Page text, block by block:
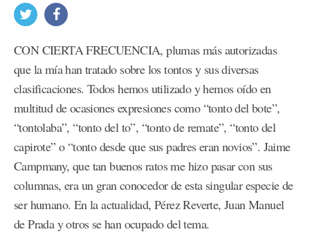
CON CIERTA FRECUENCIA, plumas más autorizadas
que la mía han tratado sobre los tontos y sus diversas
clasificaciones. Todos hemos utilizado y hemos oído en
multitud de ocasiones expresiones como “tonto del bote”,
“tontolaba”, “tonto del to”, “tonto de remate”, “tonto del
capirote” o “tonto desde que sus padres eran novios”. Jaime
Campmany, que tan buenos ratos me hizo pasar con sus
columnas, era un gran conocedor de esta singular especie de
ser humano. En la actualidad, Pérez Reverte, Juan Manuel
de Prada y otros se han ocupado del tema.